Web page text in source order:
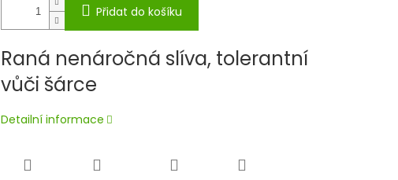
Přidat do košíku
Raná nenáročná slíva, tolerantní
vůči šárce
Detailní informace